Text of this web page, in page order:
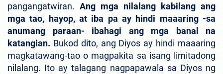
pangangatwiran. Ang mga nilalang kabilang ang
mga tao, hayop, at iba pa ay hindi maaaring -sa
anumang paraan- ibahagi ang mga banal na
katangian. Bukod dito, ang Diyos ay hindi maaaring
magkatawang-tao o magpakita sa isang limitadong
nilalang. Ito ay talagang nagpapawala sa Diyos ng